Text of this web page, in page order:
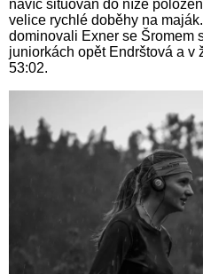
navíc situován do níže
velice rychlé doběhy na
dominovali Exner se Šromem
juniorkách opět Endrštová a v
53:02.